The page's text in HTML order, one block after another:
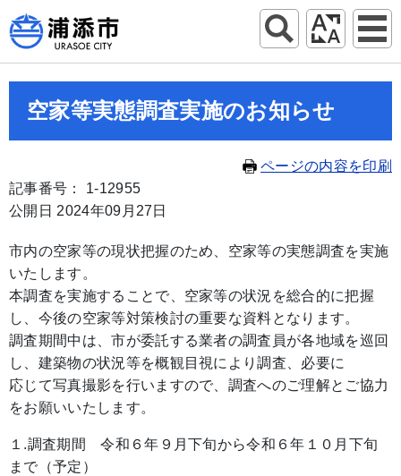
空家等実態調査実施のお知らせ
ページの内容を印刷
記事番号： 1-12955
公開日 2024年09月27日
市内の空家等の現状把握のため、空家等の実態調査を実施
いたします。
本調査を実施することで、空家等の状況を総合的に把握
し、今後の空家等対策検討の重要な資料となります。
調査期間中は、市が委託する業者の調査員が各地域を巡回
し、建築物の状況等を概観目視により調査、必要に
応じて写真撮影を行いますので、調査へのご理解とご協力
をお願いいたします。
１.調査期間 令和６年９月下旬から令和６年１０月下旬
まで（予定）